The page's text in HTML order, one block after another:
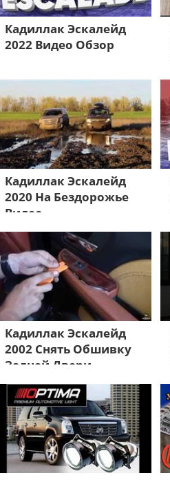
Кадиллак Эскалейд
2022 Видео Обзор
Кадиллак Эскалейд
2020 На Бездорожье
Видео
Кадиллак Эскалейд
2002 Снять Обшивку
Задней Двери